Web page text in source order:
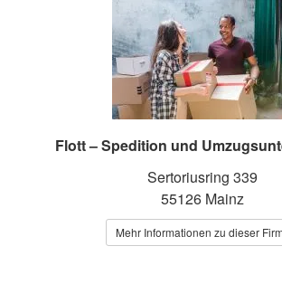
Flott – Spedition und
Sertoriusring 339
55126 Mainz
Mehr Informationen zu dieser